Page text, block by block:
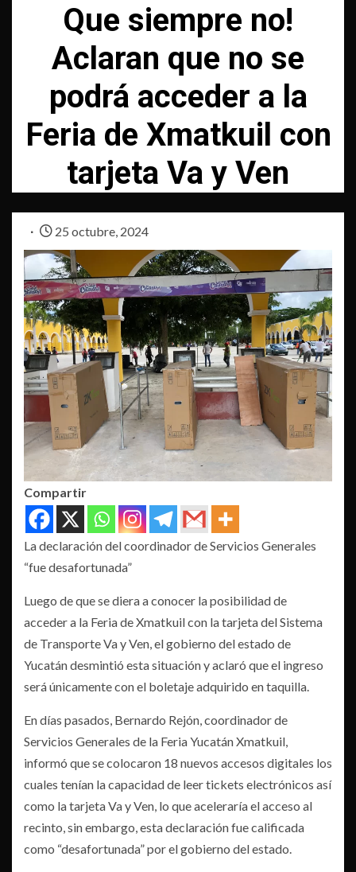
Que siempre no!
Aclaran que no se
podrá acceder a la
Feria de Xmatkuil con
tarjeta Va y Ven
25 octubre, 2024
Compartir
La declaración del coordinador de Servicios Generales
“fue desafortunada”
Luego de que se diera a conocer la posibilidad de
acceder a la Feria de Xmatkuil con la tarjeta del Sistema
de Transporte Va y Ven, el gobierno del estado de
Yucatán desmintió esta situación y aclaró que el ingreso
será únicamente con el boletaje adquirido en taquilla.
En días pasados, Bernardo Rejón, coordinador de
Servicios Generales de la Feria Yucatán Xmatkuil,
informó que se colocaron 18 nuevos accesos digitales los
cuales tenían la capacidad de leer tickets electrónicos así
como la tarjeta Va y Ven, lo que aceleraría el acceso al
recinto, sin embargo, esta declaración fue calificada
como “desafortunada” por el gobierno del estado.